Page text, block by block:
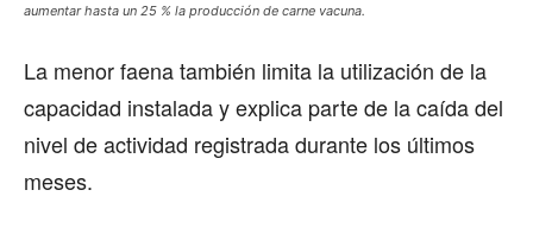
aumentar hasta un 25 % la producción de carne vacuna.
La menor faena también limita la utilización de la
capacidad instalada y explica parte de la caída del
nivel de actividad registrada durante los últimos
meses.